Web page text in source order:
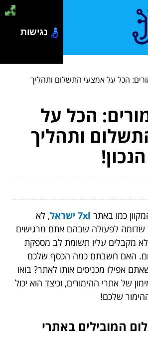
הכל על אמצעי התשלום ותהליך
הכל על
ותהליך
כמו באתר 7xl ישראל
, לא
שדומה לפעולה שבהם אתם מרגישים
מקבלים עליו תשומת לב מספקת
האם חשבתם כמה הכסף שלכם
אפילו מכניסים אותו לאתר? בואו
של אתרי ההימורים, וכיצד הוא יכול
שלכם!
המובילים באתרי
נגישות